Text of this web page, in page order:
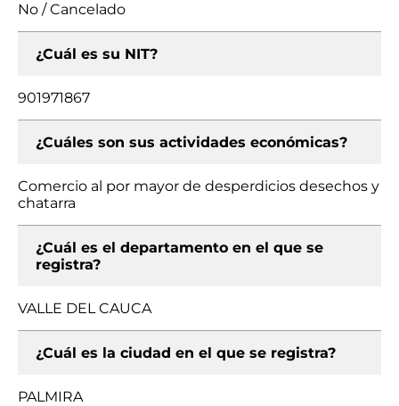
No / Cancelado
¿Cuál es su NIT?
901971867
¿Cuáles son sus actividades económicas?
Comercio al por mayor de desperdicios desechos y
chatarra
¿Cuál es el departamento en el que se
registra?
VALLE DEL CAUCA
¿Cuál es la ciudad en el que se registra?
PALMIRA